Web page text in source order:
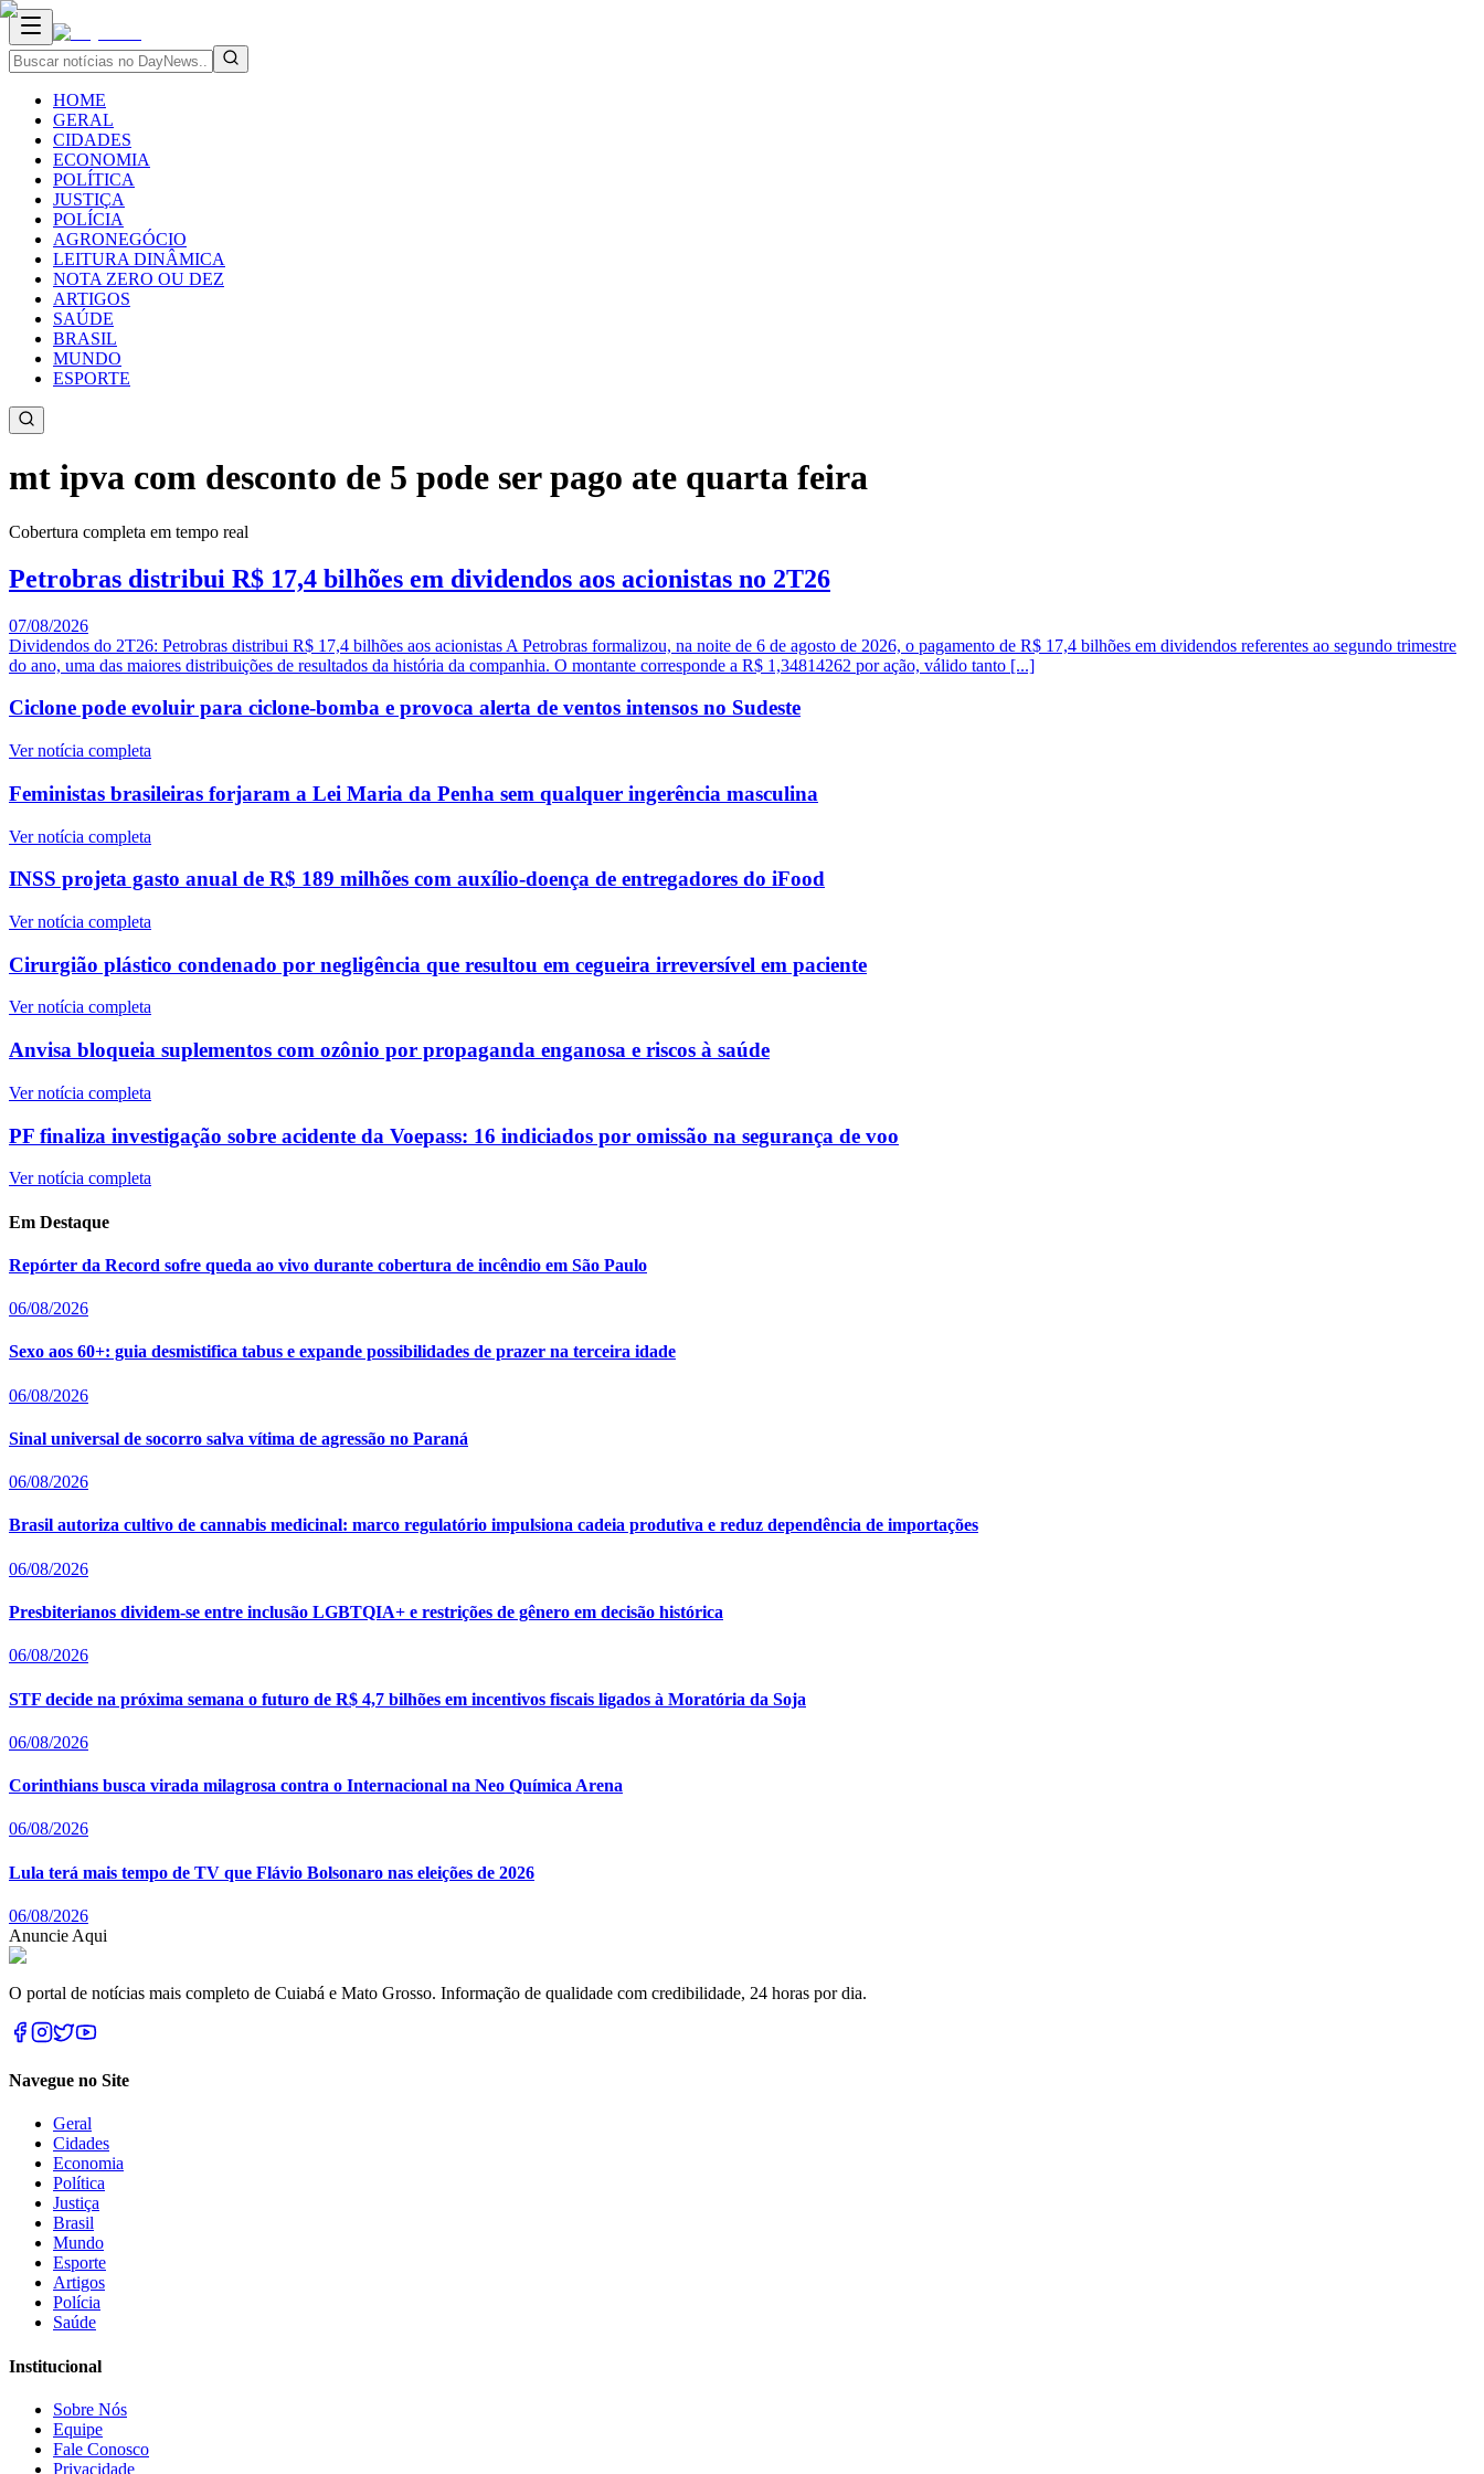
HOME
GERAL
CIDADES
ECONOMIA
POLÍTICA
JUSTIÇA
POLÍCIA
AGRONEGÓCIO
LEITURA DINÂMICA
NOTA ZERO OU DEZ
ARTIGOS
SAÚDE
BRASIL
MUNDO
ESPORTE
mt ipva com desconto de 5 pode ser pago ate quarta feira
Cobertura completa em tempo real
Petrobras distribui R$ 17,4 bilhões em dividendos aos acionistas no 2T26
07/08/2026
Dividendos do 2T26: Petrobras distribui R$ 17,4 bilhões aos acionistas A Petrobras formalizou, na noite de 6 de agosto de 2026, o pagamento de R$ 17,4 bilhões em dividendos referentes ao segundo trimestre
do ano, uma das maiores distribuições de resultados da história da companhia. O montante corresponde a R$ 1,34814262 por ação, válido tanto [...]
Ciclone pode evoluir para ciclone-bomba e provoca alerta de ventos intensos no Sudeste
Ver notícia completa
Feministas brasileiras forjaram a Lei Maria da Penha sem qualquer ingerência masculina
Ver notícia completa
INSS projeta gasto anual de R$ 189 milhões com auxílio-doença de entregadores do iFood
Ver notícia completa
Cirurgião plástico condenado por negligência que resultou em cegueira irreversível em paciente
Ver notícia completa
Anvisa bloqueia suplementos com ozônio por propaganda enganosa e riscos à saúde
Ver notícia completa
PF finaliza investigação sobre acidente da Voepass: 16 indiciados por omissão na segurança de voo
Ver notícia completa
Em Destaque
Repórter da Record sofre queda ao vivo durante cobertura de incêndio em São Paulo
06/08/2026
Sexo aos 60+: guia desmistifica tabus e expande possibilidades de prazer na terceira idade
06/08/2026
Sinal universal de socorro salva vítima de agressão no Paraná
06/08/2026
Brasil autoriza cultivo de cannabis medicinal: marco regulatório impulsiona cadeia produtiva e reduz dependência de importações
06/08/2026
Presbiterianos dividem-se entre inclusão LGBTQIA+ e restrições de gênero em decisão histórica
06/08/2026
STF decide na próxima semana o futuro de R$ 4,7 bilhões em incentivos fiscais ligados à Moratória da Soja
06/08/2026
Corinthians busca virada milagrosa contra o Internacional na Neo Química Arena
06/08/2026
Lula terá mais tempo de TV que Flávio Bolsonaro nas eleições de 2026
06/08/2026
Anuncie Aqui
O portal de notícias mais completo de Cuiabá e Mato Grosso. Informação de qualidade com credibilidade, 24 horas por dia.
Navegue no Site
Geral
Cidades
Economia
Política
Justiça
Brasil
Mundo
Esporte
Artigos
Polícia
Saúde
Institucional
Sobre Nós
Equipe
Fale Conosco
Privacidade